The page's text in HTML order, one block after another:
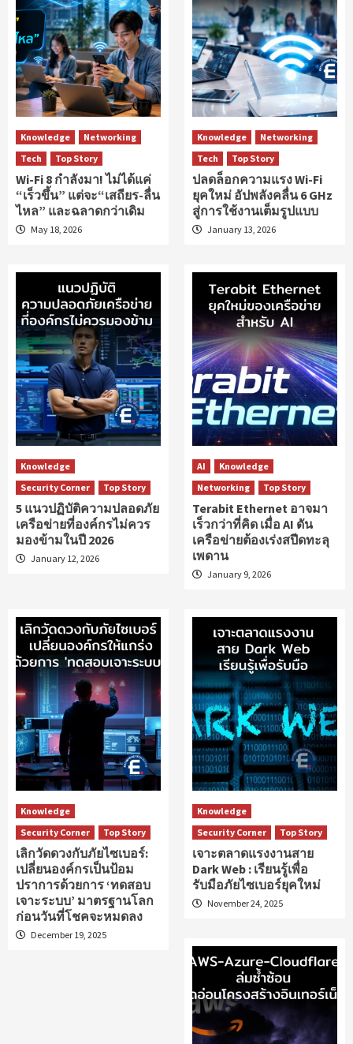
Knowledge
Networking
Tech
Top Story
Wi-Fi 8 กำลังมา! ไม่ได้แค่
“เร็วขึ้น” แต่จะ“เสถียร-ลื่น
ไหล” และฉลาดกว่าเดิม
May 18, 2026
Knowledge
Networking
Tech
Top Story
ปลดล็อกความแรง Wi-Fi
ยุคใหม่ อัปพลังคลื่น 6 GHz
สู่การใช้งานเต็มรูปแบบ
January 13, 2026
Knowledge
Security Corner
Top Story
5 แนวปฏิบัติความปลอดภัย
เครือข่ายที่องค์กรไม่ควร
มองข้ามในปี 2026
January 12, 2026
AI
Knowledge
Networking
Top Story
Terabit Ethernet อาจมา
เร็วกว่าที่คิด เมื่อ AI ดัน
เครือข่ายต้องเร่งสปีดทะลุ
เพดาน
January 9, 2026
Knowledge
Security Corner
Top Story
เลิกวัดดวงกับภัยไซเบอร์:
เปลี่ยนองค์กรเป็นป้อม
ปราการด้วยการ ‘ทดสอบ
เจาะระบบ’ มาตรฐานโลก
ก่อนวันที่โชคจะหมดลง
December 19, 2025
Knowledge
Security Corner
Top Story
เจาะตลาดแรงงานสาย
Dark Web : เรียนรู้เพื่อ
รับมือภัยไซเบอร์ยุคใหม่
November 24, 2025